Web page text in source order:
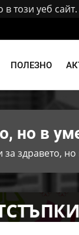
този уеб сайт.
ПОЛЕЗНО
но в
здравето,